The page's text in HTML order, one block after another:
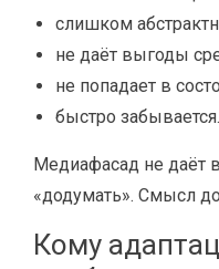
слишком
не даёт выгоды
не попадает в
быстро забывается.
Медиафасад не даёт
«додумать». Смысл
Кому